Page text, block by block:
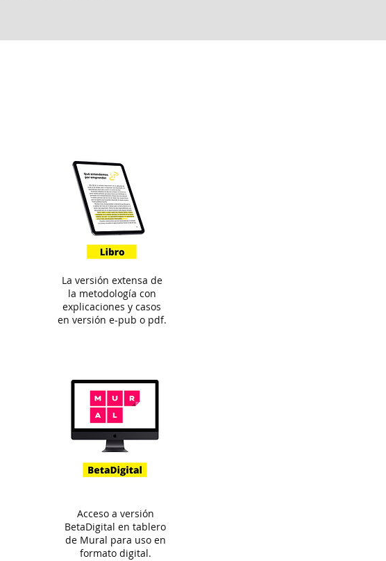
La versión extensa de
la metodología con
explicaciones y casos
en versión e-pub o pdf.
Acceso a versión
BetaDigital en tablero
de Mural para uso en
formato digital.